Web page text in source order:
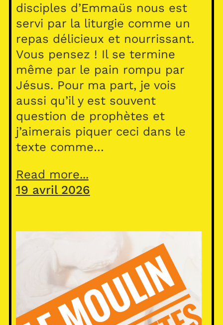
disciples d’Emmaüs nous est
servi par la liturgie comme un
repas délicieux et nourrissant.
Vous pensez ! Il se termine
même par le pain rompu par
Jésus. Pour ma part, je vois
aussi qu’il y est souvent
question de prophètes et
j’aimerais piquer ceci dans le
texte comme…
Read more...
19 avril 2026